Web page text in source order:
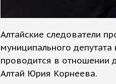
Алтайские следователи
муниципального
проводится в отношении
Алтай Юрия Корнеева.